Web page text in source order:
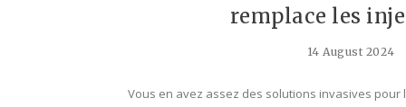
remplace les
14 August 2024
Vous en avez assez des solutions invasives